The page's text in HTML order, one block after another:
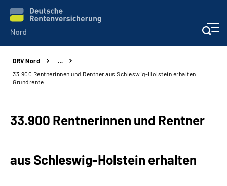
Aktuelles
Beratung und Kontakt
DRV Nord
…
33.900 Rentnerinnen und Rentner aus Schleswig-Holstein erhalten
Grundrente
33.900 Rentnerinnen und Rentner
aus Schleswig-Holstein erhalten